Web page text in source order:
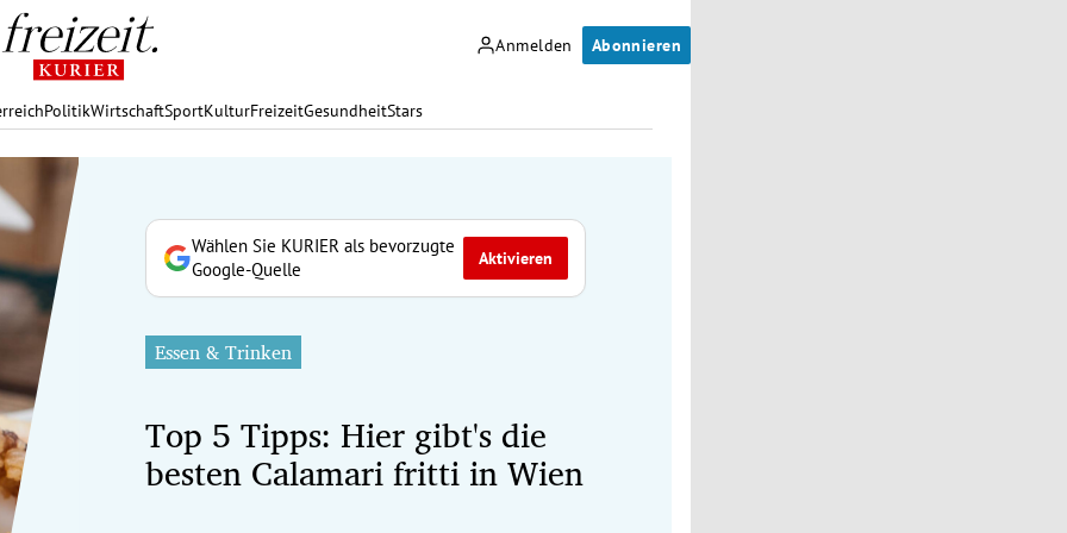
Anmelden Abonnieren
PolitikWirtschaftSportKulturFreizeitGesundheitStars
Wählen Sie KURIER als bevorzugte
Google-Quelle
Aktivieren
Essen & Trinken
Top 5 Tipps: Hier gibt's die
besten Calamari fritti in Wien